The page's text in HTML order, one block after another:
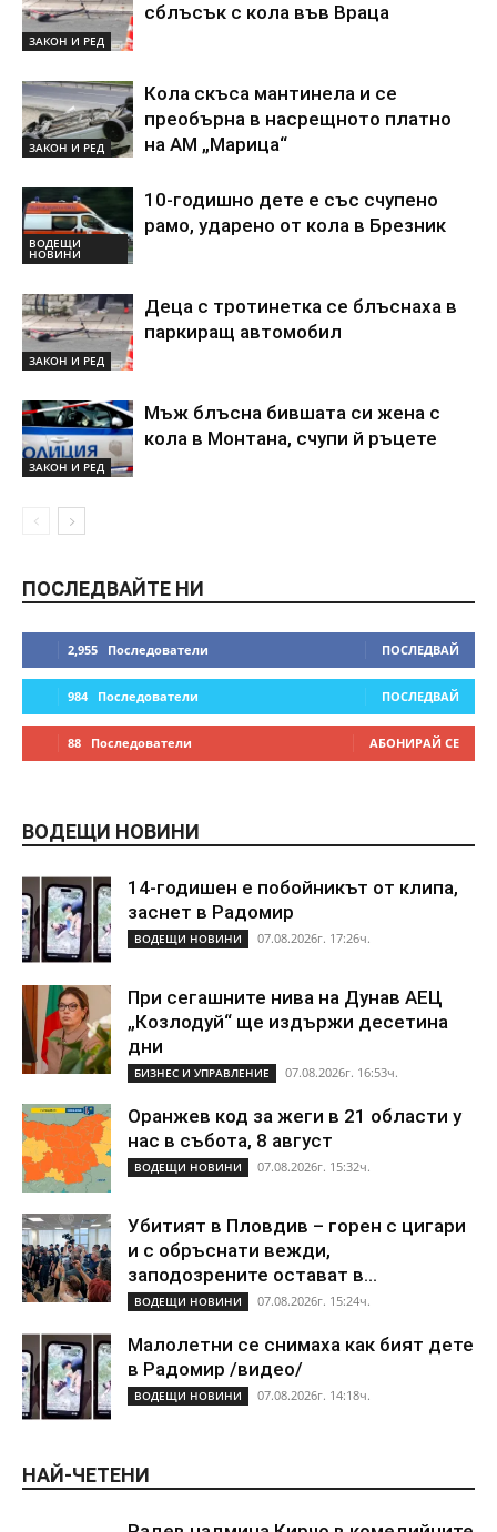
ЗАКОН И РЕД
сблъсък с кола във Враца
ЗАКОН И РЕД
Кола скъса мантинела и се
преобърна в насрещното платно
на АМ „Марица“
ВОДЕЩИ
НОВИНИ
10-годишно дете е със счупено
рамо, ударено от кола в Брезник
ЗАКОН И РЕД
Деца с тротинетка се блъснаха в
паркиращ автомобил
ЗАКОН И РЕД
Мъж блъсна бившата си жена с
кола в Монтана, счупи й ръцете
ПОСЛЕДВАЙТЕ НИ
2,955 Последователи ПОСЛЕДВАЙ
984 Последователи ПОСЛЕДВАЙ
88 Последователи АБОНИРАЙ СЕ
ВОДЕЩИ НОВИНИ
14-годишен е побойникът от клипа,
заснет в Радомир
ВОДЕЩИ НОВИНИ 07.08.2026г. 17:26ч.
При сегашните нива на Дунав АЕЦ
„Козлодуй“ ще издържи десетина
дни
БИЗНЕС И УПРАВЛЕНИЕ 07.08.2026г. 16:53ч.
Оранжев код за жеги в 21 области у
нас в събота, 8 август
ВОДЕЩИ НОВИНИ 07.08.2026г. 15:32ч.
Убитият в Пловдив – горен с цигари
и с обръснати вежди,
заподозрените остават в...
ВОДЕЩИ НОВИНИ 07.08.2026г. 15:24ч.
Малолетни се снимаха как бият дете
в Радомир /видео/
ВОДЕЩИ НОВИНИ 07.08.2026г. 14:18ч.
НАЙ-ЧЕТЕНИ